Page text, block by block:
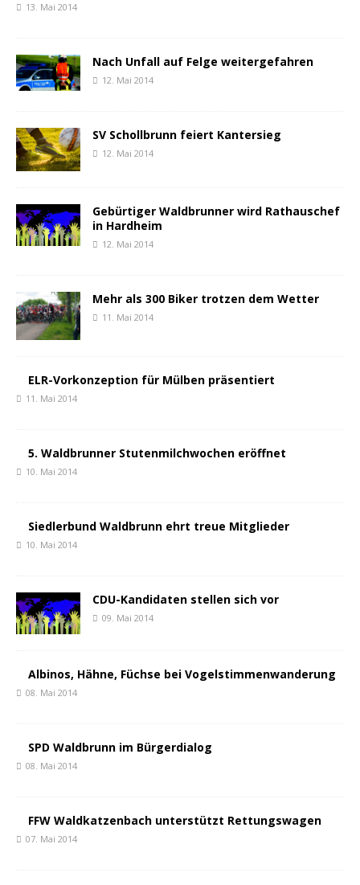
13. Mai 2014
Nach Unfall auf Felge weitergefahren
12. Mai 2014
SV Schollbrunn feiert Kantersieg
12. Mai 2014
Gebürtiger Waldbrunner wird Rathauschef
in Hardheim
12. Mai 2014
Mehr als 300 Biker trotzen dem Wetter
11. Mai 2014
ELR-Vorkonzeption für Mülben präsentiert
11. Mai 2014
5. Waldbrunner Stutenmilchwochen eröffnet
10. Mai 2014
Siedlerbund Waldbrunn ehrt treue Mitglieder
10. Mai 2014
CDU-Kandidaten stellen sich vor
09. Mai 2014
Albinos, Hähne, Füchse bei Vogelstimmenwanderung
08. Mai 2014
SPD Waldbrunn im Bürgerdialog
08. Mai 2014
FFW Waldkatzenbach unterstützt Rettungswagen
07. Mai 2014